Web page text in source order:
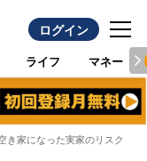
ログイン
ライフ マネー
き家になった実家のリスク 不